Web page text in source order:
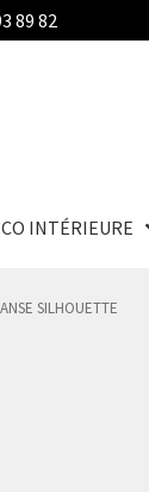
89 82
INTÉRIEURE
SILHOUETTE